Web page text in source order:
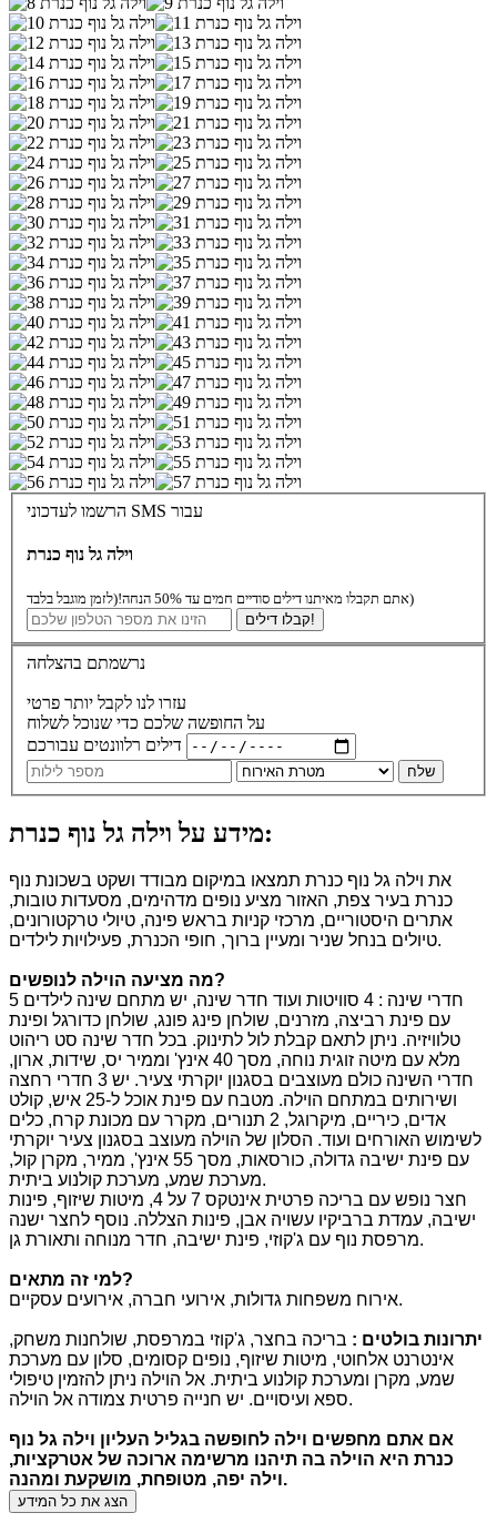
הרשמו לעדכוני SMS עבור
וילה גל נוף כנרת
אתם תקבלו מאיתנו דילים סודיים חמים עד 50% הנחה!(לזמן מוגבל בלבד)
קבלו דילים!
נרשמתם בהצלחה
עזרו לנו לקבל יותר פרטי
על החופשה שלכם כדי שנוכל לשלוח
שלח
מידע על וילה גל נוף כנרת:
את וילה גל נוף כנרת תמצאו במיקום מבודד ושקט בשכונת נוף
כנרת בעיר צפת, האזור מציע נופים מדהימים, מסעדות טובות,
אתרים היסטוריים, מרכזי קניות בראש פינה, טיולי טרקטורונים,
טיולים בנחל שניר ומעיין ברוך, חופי הכנרת, פעילויות לילדים.
מה מציעה הוילה לנופשים?
5 חדרי שינה : 4 סוויטות ועוד חדר שינה, יש מתחם שינה לילדים
עם פינת רביצה, מזרנים, שולחן פינג פונג, שולחן כדורגל ופינת
טלוויזיה. ניתן לתאם קבלת לול לתינוק. בכל חדר שינה סט ריהוט
מלא עם מיטה זוגית נוחה, מסך 40 אינץ' וממיר יס, שידות, ארון,
חדרי השינה כולם מעוצבים בסגנון יוקרתי צעיר. יש 3 חדרי רחצה
ושירותים במתחם הוילה. מטבח עם פינת אוכל ל-25 איש, קולט
אדים, כיריים, מיקרוגל, 2 תנורים, מקרר עם מכונת קרח, כלים
לשימוש האורחים ועוד. הסלון של הוילה מעוצב בסגנון צעיר יוקרתי
עם פינת ישיבה גדולה, כורסאות, מסך 55 אינץ', ממיר, מקרן קול,
מערכת שמע, מערכת קולנוע ביתית.
חצר נופש עם בריכה פרטית אינטקס 7 על 4, מיטות שיזוף, פינות
ישיבה, עמדת ברביקיו עשויה אבן, פינות הצללה. נוסף לחצר ישנה
מרפסת נוף עם ג'קוזי, פינת ישיבה, חדר מנוחה ותאורת גן.
למי זה מתאים?
אירוח משפחות גדולות, אירועי חברה, אירועים עסקיים.
יתרונות בולטים : בריכה בחצר, ג'קוזי במרפסת, שולחנות משחק,
אינטרנט אלחוטי, מיטות שיזוף, נופים קסומים, סלון עם מערכת
שמע, מקרן ומערכת קולנוע ביתית. אל הוילה ניתן להזמין טיפולי
ספא ועיסויים. יש חנייה פרטית צמודה אל הוילה.
אם אתם מחפשים וילה לחופשה בגליל העליון וילה גל נוף
כנרת היא הוילה בה תיהנו מרשימה ארוכה של אטרקציות,
וילה יפה, מטופחת, מושקעת ומהנה .
הצג את כל המידע